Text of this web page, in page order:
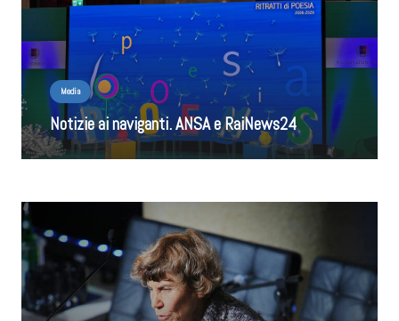
Media
Notizie ai naviganti. ANSA e RaiNews24